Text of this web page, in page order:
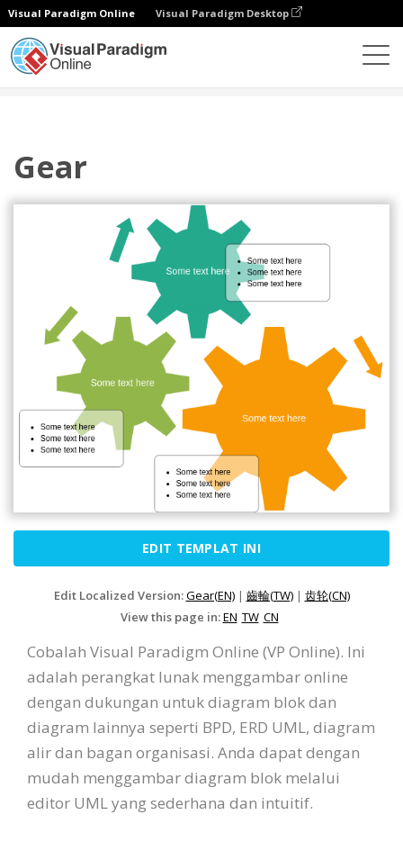
Visual Paradigm Online Visual Paradigm Desktop
Gear
EDIT TEMPLAT INI
Edit Localized Version:Gear(EN)| 齒輪(TW)| 齿轮(CN)
View this page in:EN TW CN
Cobalah Visual Paradigm Online (VP Online). Ini
adalah perangkat lunak menggambar online
dengan dukungan untuk diagram blok dan
diagram lainnya seperti BPD, ERD UML, diagram
alir dan bagan organisasi. Anda dapat dengan
mudah menggambar diagram blok melalui
editor UML yang sederhana dan intuitif.